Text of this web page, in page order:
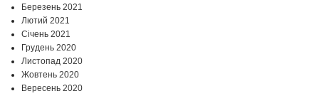
Березень 2021
Лютий 2021
Січень 2021
Грудень 2020
Листопад 2020
Жовтень 2020
Вересень 2020